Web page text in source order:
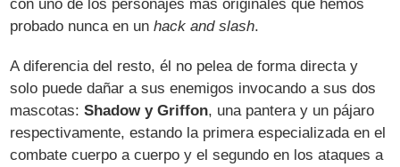
con uno de los personajes más originales que hemos
probado nunca en unhack and slash.
A diferencia del resto, él no pelea de forma directa y
solo puede dañar a sus enemigos invocando a sus dos
mascotas:Shadow y Griffon, una pantera y un pájaro
respectivamente, estando la primera especializada en el
combate cuerpo a cuerpo y el segundo en los ataques a